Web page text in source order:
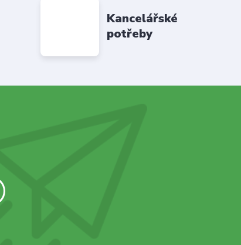
Kancelářské
potřeby